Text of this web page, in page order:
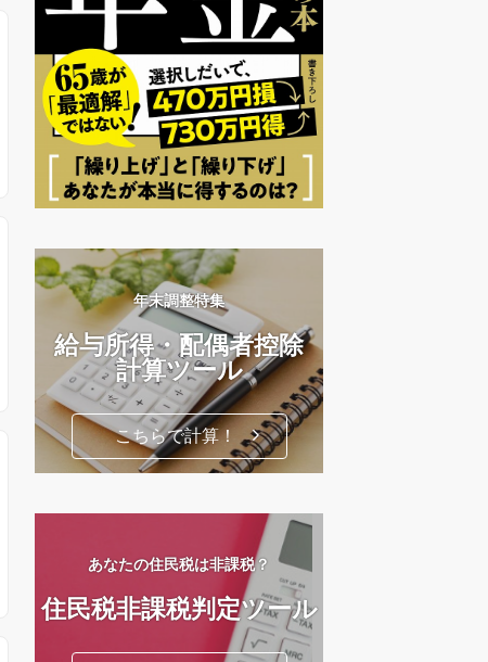
年末調整特集
給与所得・配偶者控除
計算ツール
こちらで計算！
あなたの住民税は非課税？
住民税非課税判定ツール